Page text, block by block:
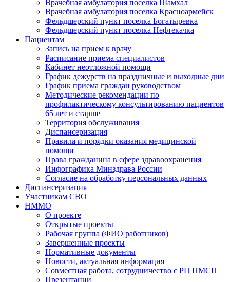
Врачебная амбулатория поселка Шамхал
Врачебная амбулатория поселка Красноармейск
Фельдшерский пункт поселка Богатыревка
Фельдшерский пункт поселка Нефтекачка
Пациентам
Запись на прием к врачу
Расписание приема специалистов
Кабинет неотложной помощи
График дежурств на праздничные и выходные дни
График приема граждан руководством
Методические рекомендации по
профилактическому консультированию пациентов
65 лет и старше
Территория обслуживания
Диспансеризация
Правила и порядки оказания медицинской
помощи
Права гражданина в сфере здравоохранения
Инфографика Минздрава России
Согласие на обработку персональных данных
Диспансеризация
Участникам СВО
НММО
О проекте
Открытые проекты
Рабочая группа (ФИО работников)
Завершенные проекты
Нормативные документы
Новости, актуальная информация
Совместная работа, сотрудничество с РЦ ПМСП
Презентации